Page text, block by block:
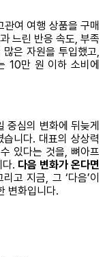
여 여행 상품을 구매
느린 반응 속도, 부족
은 자원을 투입했고,
10만 원 이하 소비에
중심의 변화에 뒤늦게
니다. 대표의 상상력
있다는 것을, 뼈아프
. 다음 변화가 온다면
고 지금, 그 ‘다음’이
변화입니다.